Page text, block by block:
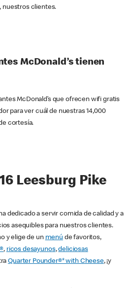
nuestros clientes.
McDonald’s tienen
McDonald’s que ofrecen wifi gratis
para ver cuál de nuestras 14,000
cortesía.
Leesburg Pike
dedicado a servir comida de calidad y a
asequibles para nuestros clientes.
y elige de un menú de favoritos,
, ricos desayunos,deliciosas
Quarter Pounder®* with Cheese, ¡y